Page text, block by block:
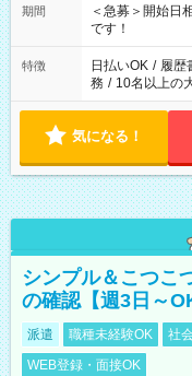
期間
＜急募＞開始日
です！
特徴 日払いOK / 履歴
務 / 10名以上の
気になる！
シンプル＆こつこ
の確認【週3日～
派遣 職種未経験OK 社
WEB登録・面接OK